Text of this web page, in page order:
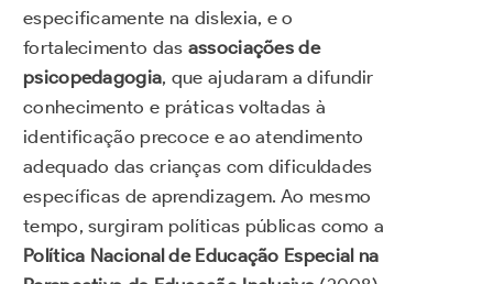
especificamente na dislexia, e o
fortalecimento das associações de
psicopedagogia, que ajudaram a difundir
conhecimento e práticas voltadas à
identificação precoce e ao atendimento
adequado das crianças com dificuldades
específicas de aprendizagem. Ao mesmo
tempo, surgiram políticas públicas como a
Política Nacional de Educação Especial na